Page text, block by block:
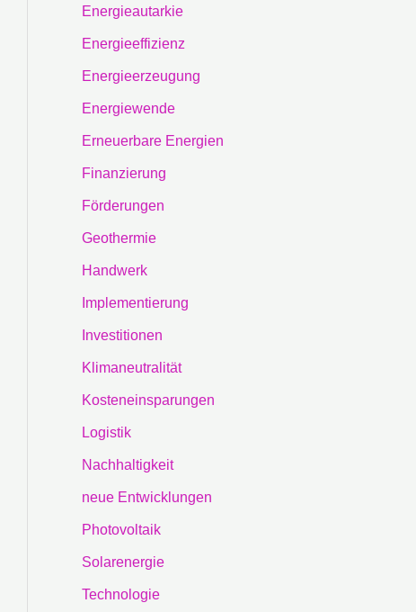
Energieautarkie
Energieeffizienz
Energieerzeugung
Energiewende
Erneuerbare Energien
Finanzierung
Förderungen
Geothermie
Handwerk
Implementierung
Investitionen
Klimaneutralität
Kosteneinsparungen
Logistik
Nachhaltigkeit
neue Entwicklungen
Photovoltaik
Solarenergie
Technologie